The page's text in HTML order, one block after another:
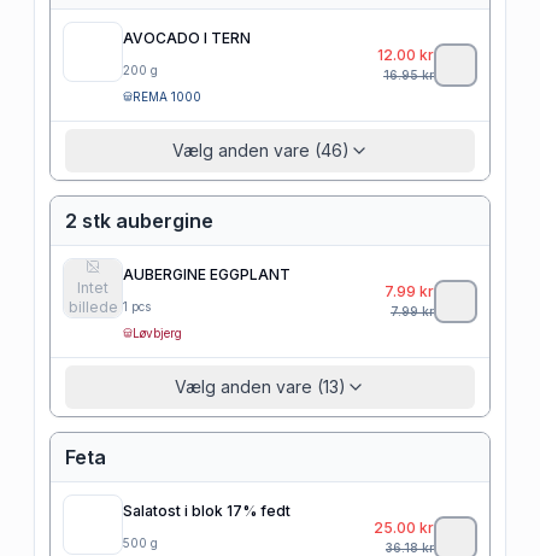
AVOCADO I TERN
200 g
REMA 1000
12.00 kr
16.95kr
Vælg anden vare (46)
2 stk aubergine
Intet
billede
AUBERGINE EGGPLANT
1 pcs
Løvbjerg
7.99 kr
7.99kr
Vælg anden vare (13)
Feta
Salatost i blok 17% fedt
500 g
25.00 kr
36.18kr